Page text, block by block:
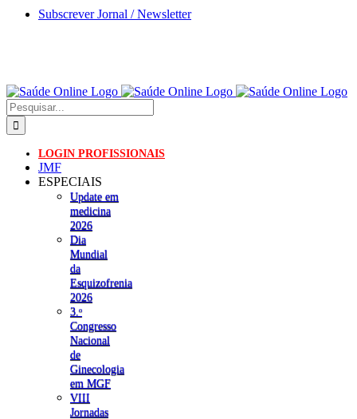
Skip
Subscrever Jornal / Newsletter
Pesquisar
LOGIN PROFISSIONAIS
JMF
ESPECIAIS
Update em
medicina
2026
Dia
Mundial
da
Esquizofrenia
2026
3.ᵒ
Congresso
Nacional
de
Ginecologia
em MGF
VIII
Jornadas